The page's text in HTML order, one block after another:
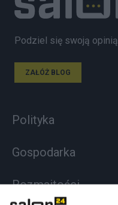
Podziel się swoją opinią
ZAŁÓŻ BLOG
Polityka
Gospodarka
Rozmaitości